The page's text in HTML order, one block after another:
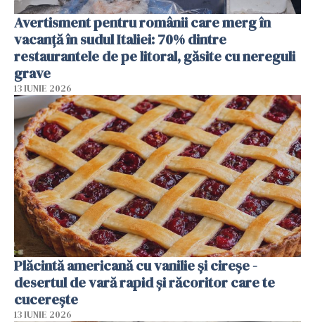
Avertisment pentru românii care merg în
vacanță în sudul Italiei: 70% dintre
restaurantele de pe litoral, găsite cu nereguli
grave
13 IUNIE 2026
Plăcintă americană cu vanilie și cireșe -
desertul de vară rapid și răcoritor care te
cucerește
13 IUNIE 2026